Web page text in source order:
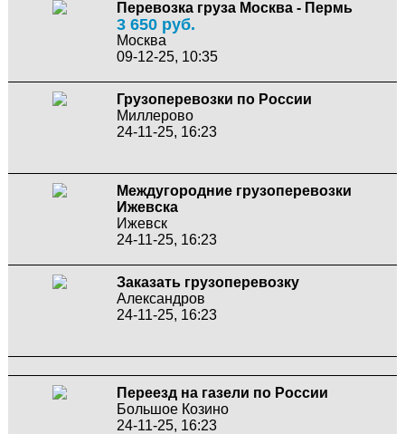
Перевозка груза Москва - Пермь
3 650 руб.
Москва
09-12-25, 10:35
Грузоперевозки по России
Миллерово
24-11-25, 16:23
Междугородние грузоперевозки
Ижевска
Ижевск
24-11-25, 16:23
Заказать грузоперевозку
Александров
24-11-25, 16:23
Переезд на газели по России
Большое Козино
24-11-25, 16:23